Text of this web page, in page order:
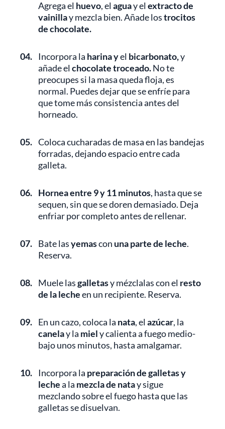
Agrega el huevo, el aguay el extracto de
vainillay mezcla bien. Añade lostrocitos
de chocolate.
04. Incorpora la harina yel bicarbonato,y
añade el chocolate troceado.No te
preocupes si la masa queda floja, es
normal. Puedes dejar que se enfríe para
que tome más consistencia antes del
horneado.
05. Coloca cucharadas de masa en las bandejas
forradas, dejando espacio entre cada
galleta.
06. Hornea entre 9 y 11 minutos, hasta que se
sequen, sin que se doren demasiado. Deja
enfriar por completo antes de rellenar.
07. Bate lasyemascon una parte de leche.
Reserva.
08. Muele lasgalletasy mézclalas con el resto
de la lecheen un recipiente. Reserva.
09. En un cazo, coloca la nata, el azúcar, la
canelay la miely calienta a fuego medio-
bajo unos minutos, hasta amalgamar.
10. Incorpora la preparación de galletas y
lechea la mezcla de natay sigue
mezclando sobre el fuego hasta que las
galletas se disuelvan.